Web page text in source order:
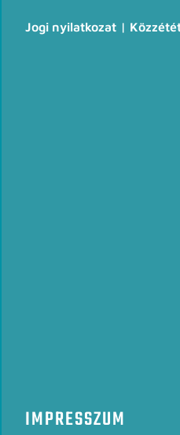
Jogi nyilatkozat |
IMPRESSZUM